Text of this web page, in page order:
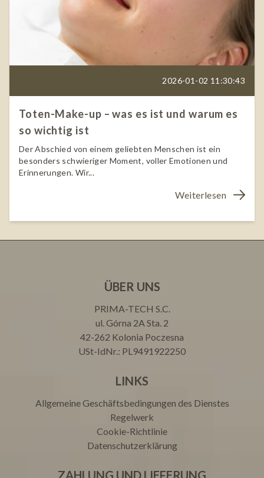
2026-01-02 11:30:43
Toten-Make-up – was es ist und warum es
so wichtig ist
Der Abschied von einem geliebten Menschen ist ein
besonders schwieriger Moment, voller Emotionen und
Erinnerungen. Wir...
Weiterlesen
ÜBER UNS
PRIMA-TECH S.C.
ul. Górna 2A Sta. 2
42-262 Kolonia Poczesna
USt-IdNr.: PL9491922250
LINKS
Allgemeine Geschäftsbedingungen des Dienstes
Regelwerk
Cookie-Richtlinie
Datenschutzerklärung
ZAHLUNG UND LIEFERUNG